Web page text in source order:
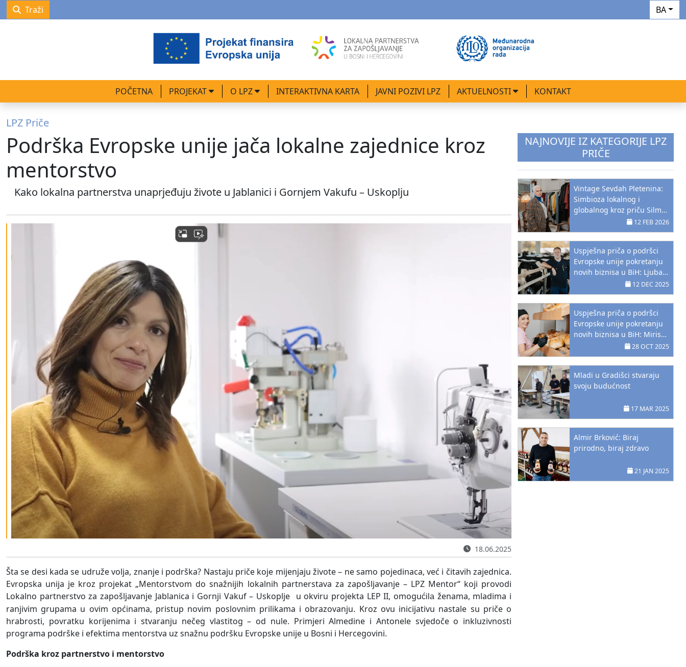
Traži BA
POČETNA PROJEKAT O LPZ INTERAKTIVNA KARTA JAVNI POZIVI LPZ AKTUELNOSTI KONTAKT
LPZ Priče
Podrška Evropske unije jača lokalne zajednice kroz
mentorstvo
Kako lokalna partnerstva unaprjeđuju živote u Jablanici i Gornjem Vakufu – Uskoplju
18.06.2025
Šta se desi kada se udruže volja, znanje i podrška? Nastaju priče koje mijenjaju živote – ne samo pojedinaca, već i čitavih zajednica.
Evropska unija je kroz projekat „Mentorstvom do snažnijih lokalnih partnerstava za zapošljavanje – LPZ Mentor“ koji provodi
Lokalno partnerstvo za zapošljavanje Jablanica i Gornji Vakuf – Uskoplje u okviru projekta LEP II, omogućila ženama, mladima i
ranjivim grupama u ovim općinama, pristup novim poslovnim prilikama i obrazovanju. Kroz ovu inicijativu nastale su priče o
hrabrosti, povratku korijenima i stvaranju nečeg vlastitog – od nule. Primjeri Almedine i Antonele svjedoče o inkluzivnosti
programa podrške i efektima mentorstva uz snažnu podršku Evropske unije u Bosni i Hercegovini.
Podrška kroz partnerstvo i mentorstvo
NAJNOVIJE IZ KATEGORIJE LPZ
PRIČE
Vintage Sevdah Pletenina:
Simbioza lokalnog i
globalnog kroz priču Silme
12 FEB 2026
Uspješna priča o podršci
Evropske unije pokretanju
novih biznisa u BiH: Ljubav
prema životinjama postala
profesija
12 DEC 2025
Uspješna priča o podršci
Evropske unije pokretanju
novih biznisa u BiH: Miris
doma koji je pokrenuo novi
početak
28 OCT 2025
Mladi u Gradišci stvaraju
svoju budućnost
17 MAR 2025
Almir Brković: Biraj
prirodno, biraj zdravo
21 JAN 2025